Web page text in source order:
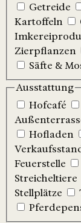
Getreide
Kartoffeln
Zierpflanzen
Säfte &
Ausstattung
Hofcafé
Hofladen
Feuerstelle
Streicheltiere
Stellplätze